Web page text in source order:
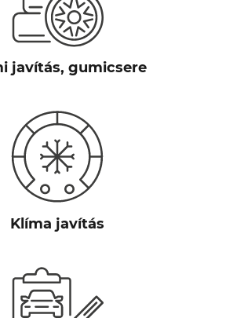
javítás, gumicsere
Klíma javítás